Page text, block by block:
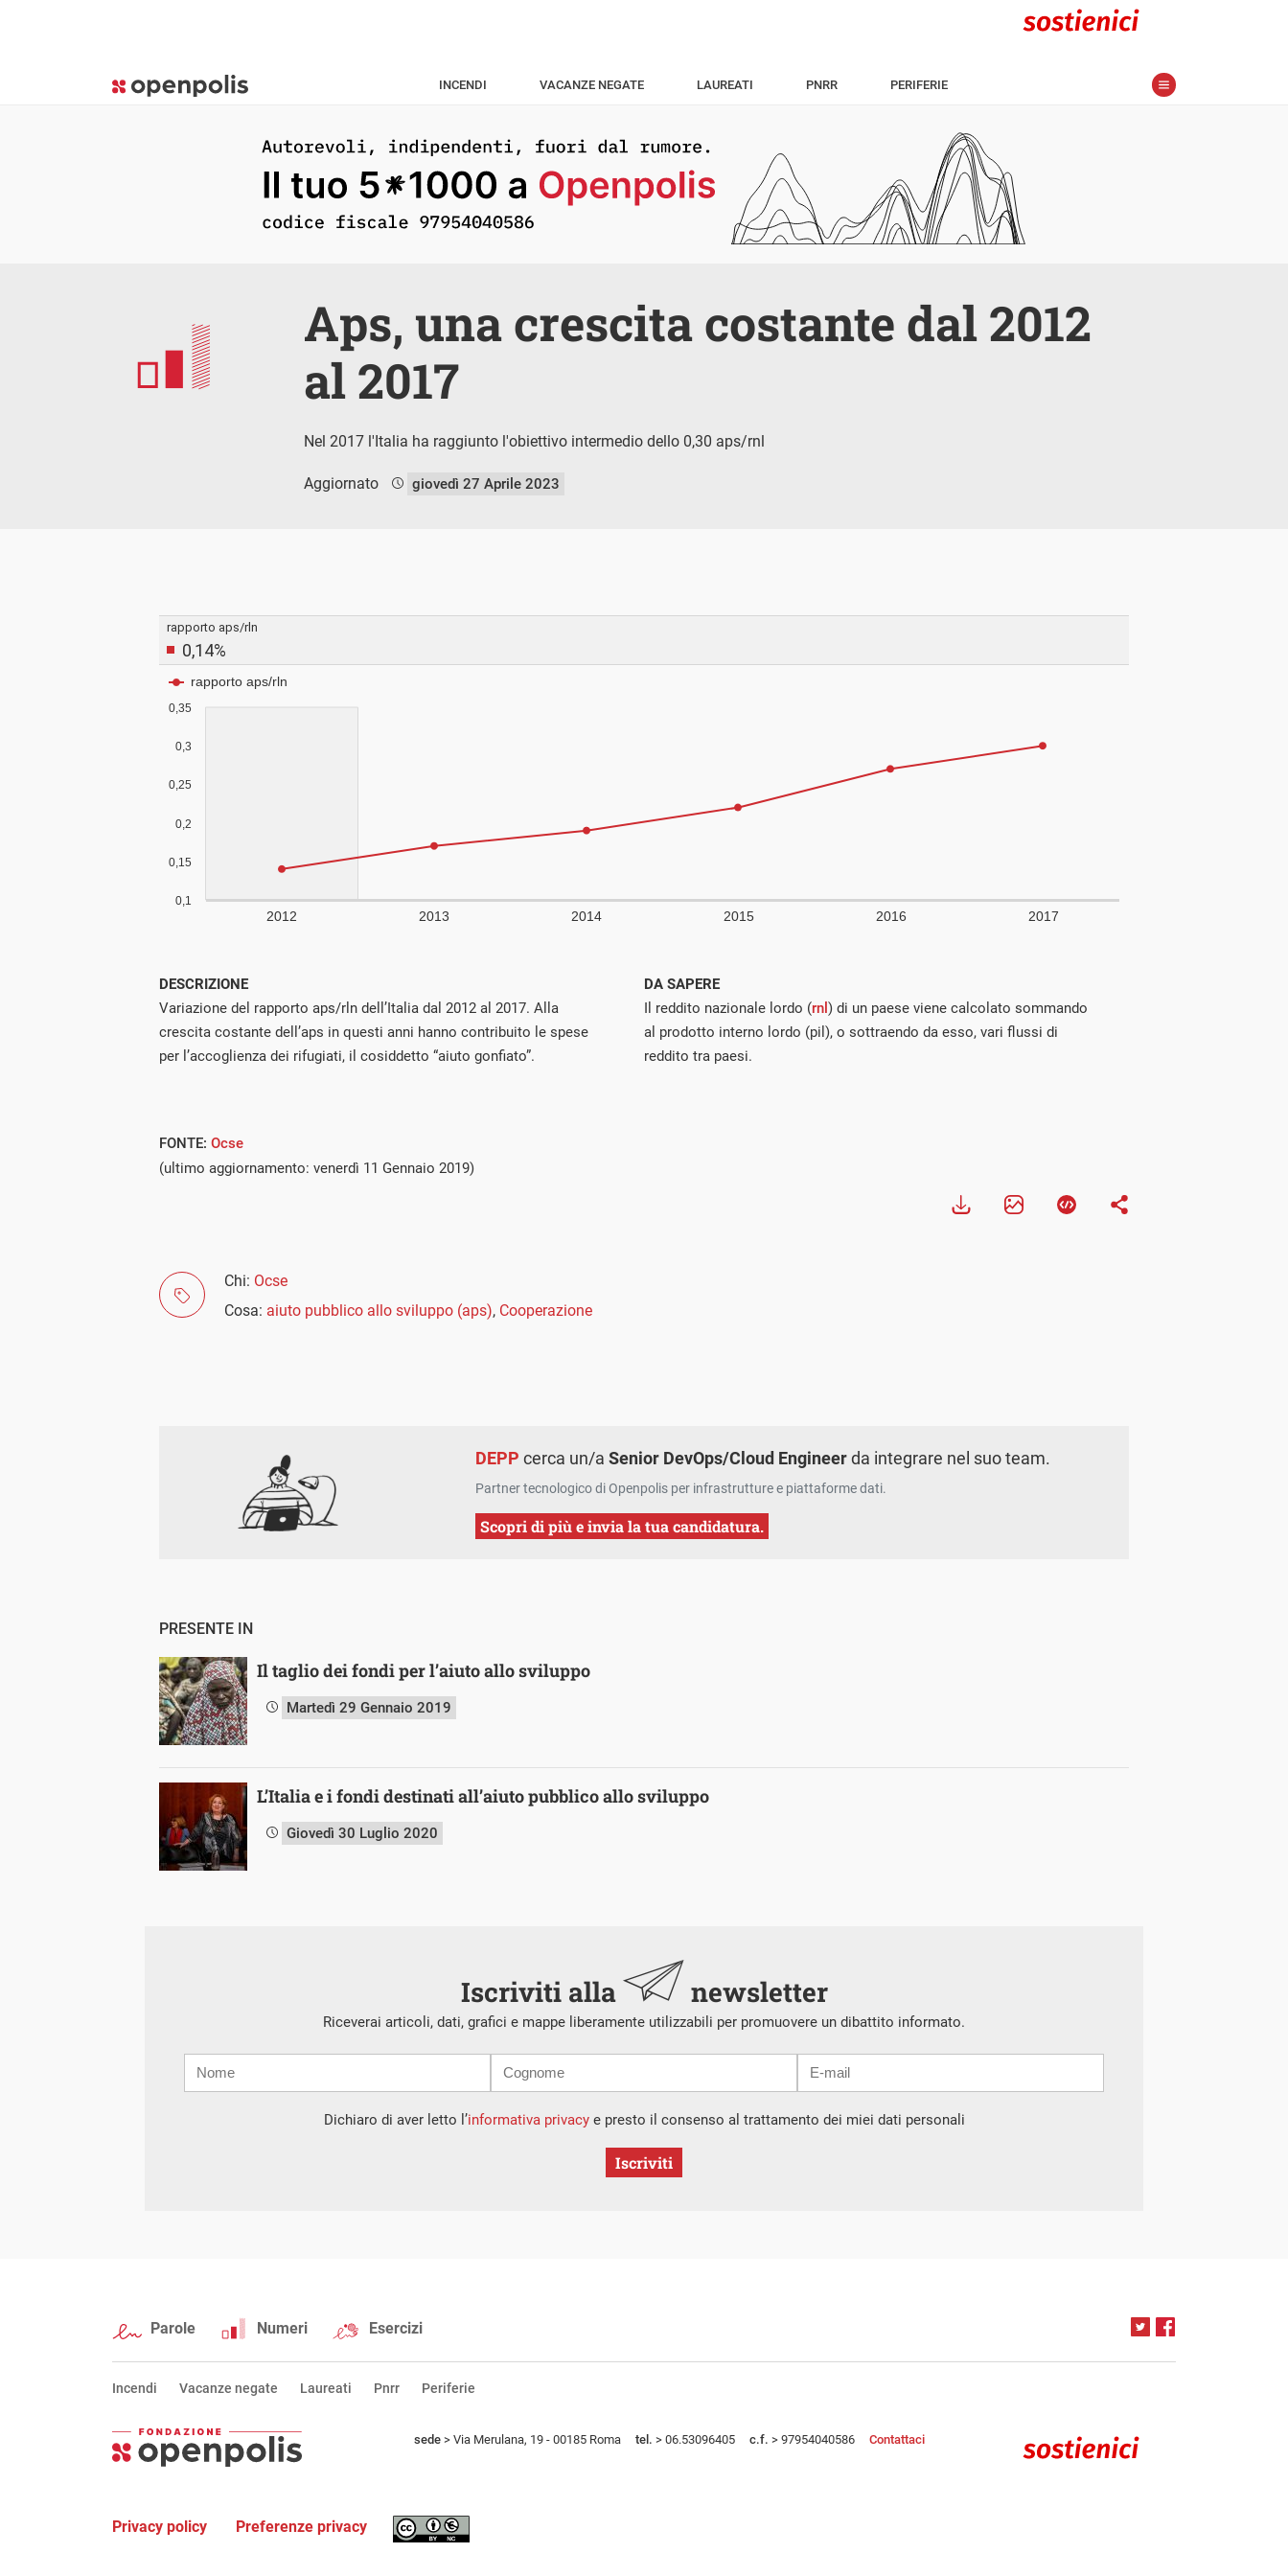
INCENDI VACANZE NEGATE LAUREATI PNRR PERIFERIE
Aps, una crescita costante dal 2012
al 2017
Nel 2017 l'Italia ha raggiunto l'obiettivo intermedio dello 0,30 aps/rnl
Aggiornato giovedì 27 Aprile 2023
DESCRIZIONE
Variazione del rapporto aps/rln dell’Italia dal 2012 al 2017. Alla
crescita costante dell’aps in questi anni hanno contribuito le spese
per l’accoglienza dei rifugiati, il cosiddetto “aiuto gonfiato”.
DA SAPERE
Il reddito nazionale lordo (rnl ) di un paese viene calcolato sommando
al prodotto interno lordo (pil), o sottraendo da esso, vari flussi di
reddito tra paesi.
FONTE: Ocse
(ultimo aggiornamento: venerdì 11 Gennaio 2019)
Chi: Ocse
Cosa: aiuto pubblico allo sviluppo (aps), Cooperazione
DEPP cerca un/aSenior DevOps/Cloud Engineerda integrare nel suo team.
Partner tecnologico di Openpolis per infrastrutture e piattaforme dati.
Scopri di più e invia la tua candidatura.
PRESENTE IN
Il taglio dei fondi per l’aiuto allo sviluppo
Martedì 29 Gennaio 2019
L’Italia e i fondi destinati all’aiuto pubblico allo sviluppo
Giovedì 30 Luglio 2020
Iscriviti alla newsletter
Riceverai articoli, dati, grafici e mappe liberamente utilizzabili per promuovere un dibattito informato.
mail
Dichiaro di aver letto l’informativa privacye presto il consenso al trattamento dei miei dati personali
Iscriviti
Parole Numeri Esercizi
Incendi Vacanze negate Laureati Pnrr Periferie
sede > Via Merulana, 19 - 00185 Roma tel. > 06.53096405 c.f. > 97954040586 Contattaci
Privacy policy Preferenze privacy